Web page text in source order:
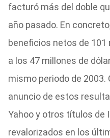
facturó más del doble
año pasado. En
beneficios netos de
a los 47 millones de
mismo periodo de 2003.
anuncio de estos
Yahoo y otros títulos de
revalorizados en los